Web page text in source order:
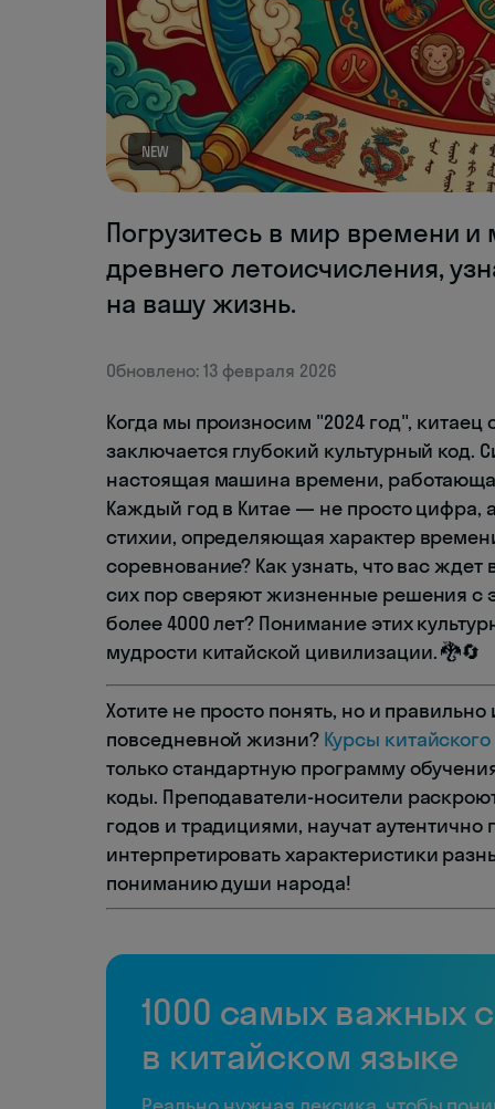
NEW
Погрузитесь в мир времени и
древнего летоисчисления,
на вашу жизнь.
Обновлено: 13 февраля 2026
Когда мы произносим "2024 год",
заключается глубокий культурный
настоящая машина времени,
Каждый год в Китае — не просто цифра,
стихии, определяющая характер
соревнование? Как узнать, что вас
сих пор сверяют жизненные решения с
более 4000 лет? Понимание этих
мудрости китайской цивилизации. 🐉🔄
Хотите не просто понять, но и
повседневной жизни? Курсы
только стандартную программу
коды. Преподаватели-носители
годов и традициями, научат
интерпретировать характеристики
пониманию души народа!
1000 самых важных
в китайском языке